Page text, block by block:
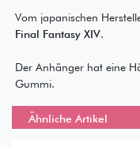
Vom japanischen
Final Fantasy XIV.
Der Anhänger hat eine
Gummi.
Ähnliche Artikel